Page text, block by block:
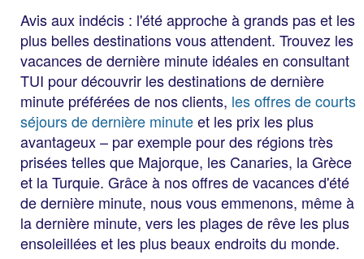
Avis aux indécis : l'été approche à grands pas et les
plus belles destinations vous attendent. Trouvez les
vacances de dernière minute idéales en consultant
TUI pour découvrir les destinations de dernière
minute préférées de nos clients, les offres de courts
séjours de dernière minuteet les prix les plus
avantageux – par exemple pour des régions très
prisées telles que Majorque, les Canaries, la Grèce
et la Turquie. Grâce à nos offres de vacances d'été
de dernière minute, nous vous emmenons, même à
la dernière minute, vers les plages de rêve les plus
ensoleillées et les plus beaux endroits du monde.